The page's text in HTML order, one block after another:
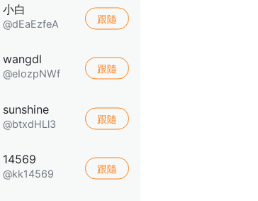
小白
@dEaEzfeA 跟隨
wangdl
@eIozpNWf 跟隨
sunshine
@btxdHLl3 跟隨
14569
@kk14569 跟隨